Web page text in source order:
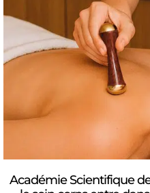
Académie Scientifique